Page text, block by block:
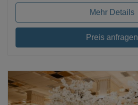
Mehr Details
Preis anfragen